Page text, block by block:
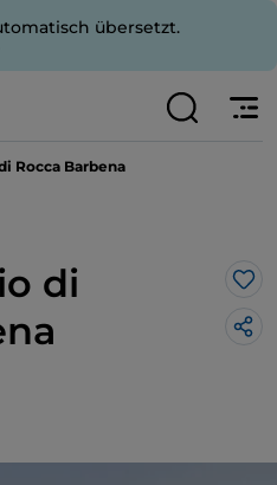
übersetzt.
Rocca Barbena
di